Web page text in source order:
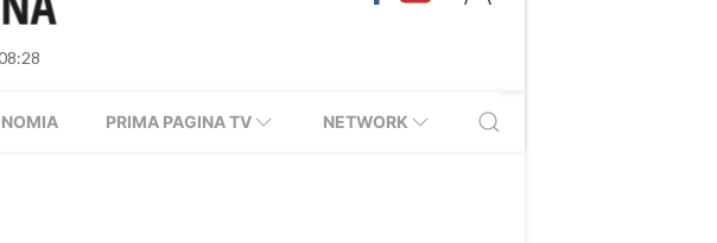
PRIMA PAGINA TV NETWORK